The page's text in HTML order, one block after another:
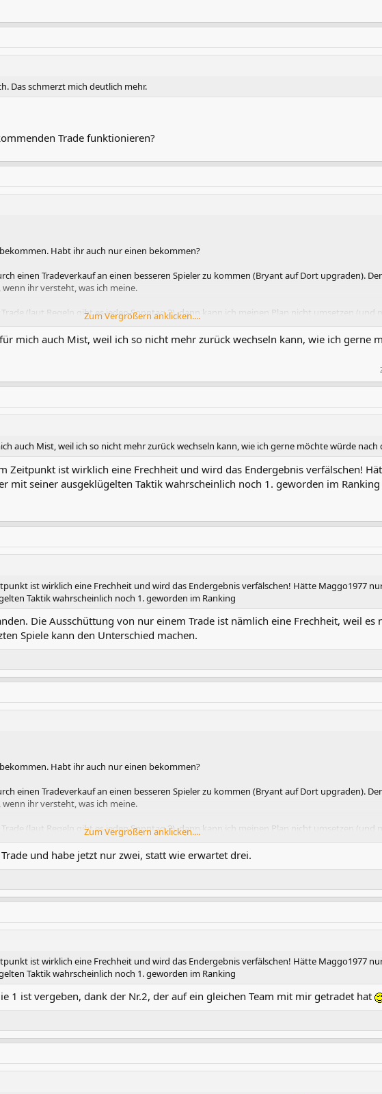
Das schmerzt mich deutlich mehr.
Trade funktionieren?
Habt ihr auch nur einen bekommen?
einen Tradeverkauf an einen besseren Spieler zu kommen (Bryant auf Dort upgraden).
ihr versteht, was ich meine.
(laut Regeln gibt es jeden Sonntag 2), dann kann ich meinen Plan nicht umsetzen (und
Zum Vergrößern anklicken....
mich auch Mist, weil ich so nicht mehr zurück wechseln kann, wie ich gerne
auch Mist, weil ich so nicht mehr zurück wechseln kann, wie ich gerne möchte würde nach
Zeitpunkt ist wirklich eine Frechheit und wird das Endergebnis verfälschen!
mit seiner ausgeklügelten Taktik wahrscheinlich noch 1. geworden im Ranking
ist wirklich eine Frechheit und wird das Endergebnis verfälschen! Hätte Maggo1977
Taktik wahrscheinlich noch 1. geworden im Ranking
Die Ausschüttung von nur einem Trade ist nämlich eine Frechheit, weil es
Spiele kann den Unterschied machen.
Habt ihr auch nur einen bekommen?
einen Tradeverkauf an einen besseren Spieler zu kommen (Bryant auf Dort upgraden).
ihr versteht, was ich meine.
(laut Regeln gibt es jeden Sonntag 2), dann kann ich meinen Plan nicht umsetzen (und
Zum Vergrößern anklicken....
und habe jetzt nur zwei, statt wie erwartet drei.
ist wirklich eine Frechheit und wird das Endergebnis verfälschen! Hätte Maggo1977
Taktik wahrscheinlich noch 1. geworden im Ranking
1 ist vergeben, dank der Nr.2, der auf ein gleichen Team mit mir getradet hat